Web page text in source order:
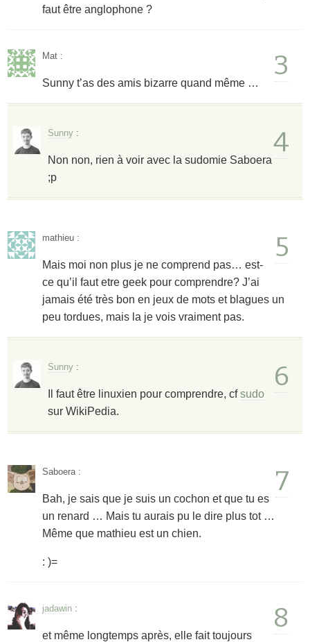
faut être anglophone ?
3
Mat :
Sunny t’as des amis bizarre quand même …
4
Sunny :
Non non, rien à voir avec la sudomie Saboera
;p
5
mathieu :
Mais moi non plus je ne comprend pas… est-
ce qu’il faut etre geek pour comprendre? J’ai
jamais été très bon en jeux de mots et blagues un
peu tordues, mais la je vois vraiment pas.
6
Sunny :
Il faut être linuxien pour comprendre, cfsudo
sur WikiPedia.
7
Saboera :
Bah, je sais que je suis un cochon et que tu es
un renard … Mais tu aurais pu le dire plus tot …
Même que mathieu est un chien.
: )=
8
jadawin :
et même longtemps après, elle fait toujours